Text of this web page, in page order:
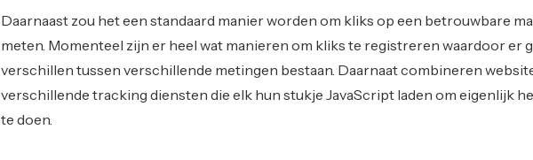
Daarnaast zou het een standaard manier worden om kliks op een betrouwbare
meten. Momenteel zijn er heel wat manieren om kliks te registreren waardoor er
verschillen tussen verschillende metingen bestaan. Daarnaat combineren
verschillende tracking diensten die elk hun stukje JavaScript laden om eigenlijk
te doen.